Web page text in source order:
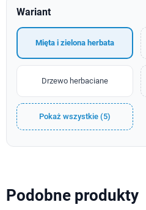
Wariant
Mięta i zielona herbata
Drzewo herbaciane
Pokaż wszystkie (5)
Podobne produkty